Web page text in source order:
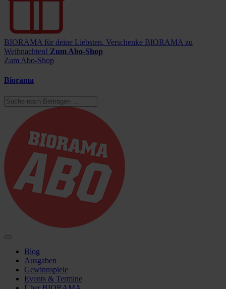
BIORAMA für deine Liebsten. Verschenke BIORAMA zu
Weihnachten! Zum Abo-Shop
Zum Abo-Shop
Biorama
Blog
Ausgaben
Gewinnspiele
Events & Termine